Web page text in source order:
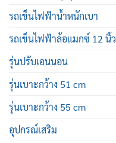
รถเข็นไฟฟ้าน้ำหนักเบา
รถเข็นไฟฟ้าล้อแมกซ์ 12 นิ้ว
รุ่นปรับเอนนอน
รุ่นเบาะกว้าง 51 cm
รุ่นเบาะกว้าง 55 cm
อุปกรณ์เสริม